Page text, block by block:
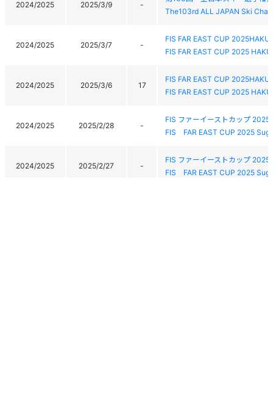
2024/2025 2025/3/9 -
The103rd ALL JAPAN Ski
2024/2025 2025/3/7 -
FIS FAR EAST CUP
FIS FAR EAST CUP 2025
2024/2025 2025/3/6 17
FIS FAR EAST CUP
FIS FAR EAST CUP 2025
2024/2025 2025/2/28 -
FIS ファーイーストカップ
FIS FAR EAST CUP 2025
2024/2025 2025/2/27 -
FIS ファーイーストカップ
FIS FAR EAST CUP 2025